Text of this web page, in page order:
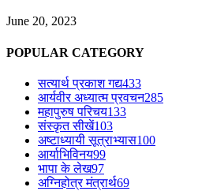
June 20, 2023
POPULAR CATEGORY
सत्यार्थ प्रकाश गद्य433
आर्यवीर अध्यात्म प्रवचन285
महापुरुष परिचय133
संस्कृत सीखें103
अष्टाध्यायी सूत्राभ्यास100
आर्याभिविनय99
भापा के लेख97
अग्निहोत्र मंत्रार्थ69